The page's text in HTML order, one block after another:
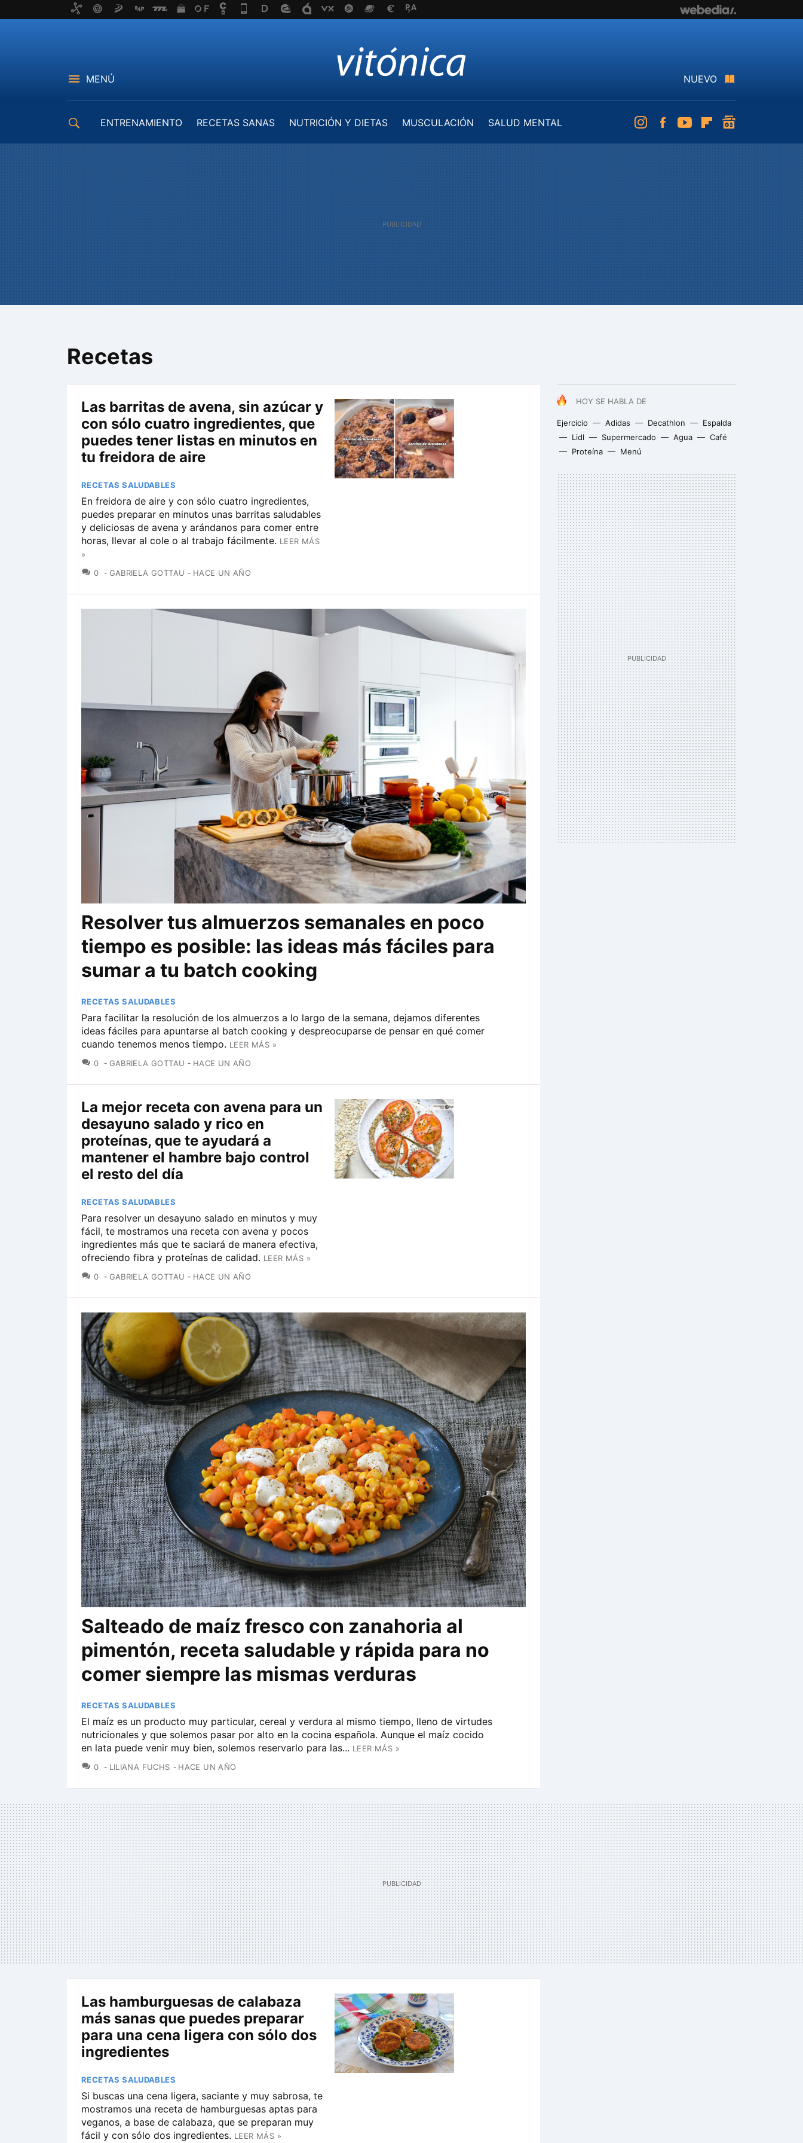
MENÚ NUEVO
ENTRENAMIENTO RECETAS SANAS NUTRICIÓN Y DIETAS MUSCULACIÓN
SALUD MENTAL
InstagramFacebookYoutubeFlipboard
Recetas
HOY SE HABLA DE
Ejercicio Adidas Decathlon
Espalda
Lidl
Supermercado Agua
Café
Proteína
Menú
Las barritas de avena, sin azúcar y
con sólo cuatro ingredientes, que
puedes tener listas en minutos en
tu freidora de aire
RECETAS SALUDABLES
En freidora de aire y con sólo cuatro ingredientes,
puedes preparar en minutos unas barritas saludables
y deliciosas de avena y arándanos para comer entre
horas, llevar al cole o al trabajo fácilmente. LEER MÁS
»
0 COMENTARIOS
GABRIELA GOTTAU HACE UN AÑO
Resolver tus almuerzos semanales en poco
tiempo es posible: las ideas más fáciles para
sumar a tu batch cooking
RECETAS SALUDABLES
Para facilitar la resolución de los almuerzos a lo largo de la semana, dejamos diferentes
ideas fáciles para apuntarse al batch cooking y despreocuparse de pensar en qué comer
cuando tenemos menos tiempo. LEER MÁS »
0 COMENTARIOS
GABRIELA GOTTAU HACE UN AÑO
La mejor receta con avena para un
desayuno salado y rico en
proteínas, que te ayudará a
mantener el hambre bajo control
el resto del día
RECETAS SALUDABLES
Para resolver un desayuno salado en minutos y muy
fácil, te mostramos una receta con avena y pocos
ingredientes más que te saciará de manera efectiva,
ofreciendo fibra y proteínas de calidad. LEER MÁS »
0 COMENTARIOS
GABRIELA GOTTAU HACE UN AÑO
Salteado de maíz fresco con zanahoria al
pimentón, receta saludable y rápida para no
comer siempre las mismas verduras
RECETAS SALUDABLES
El maíz es un producto muy particular, cereal y verdura al mismo tiempo, lleno de virtudes
nutricionales y que solemos pasar por alto en la cocina española. Aunque el maíz cocido
en lata puede venir muy bien, solemos reservarlo para las... LEER MÁS »
0 COMENTARIOS
LILIANA FUCHS HACE UN AÑO
Las hamburguesas de calabaza
más sanas que puedes preparar
para una cena ligera con sólo dos
ingredientes
RECETAS SALUDABLES
Si buscas una cena ligera, saciante y muy sabrosa, te
mostramos una receta de hamburguesas aptas para
veganos, a base de calabaza, que se preparan muy
fácil y con sólo dos ingredientes. LEER MÁS »